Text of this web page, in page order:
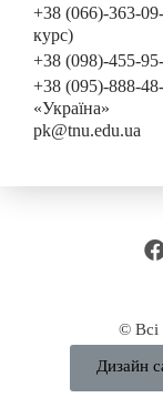
+38 (066)-363-
курс)
+38 (098)-455-
+38 (095)-888-
«Україна»
pk@tnu.edu.ua
© Всі
Дизайн